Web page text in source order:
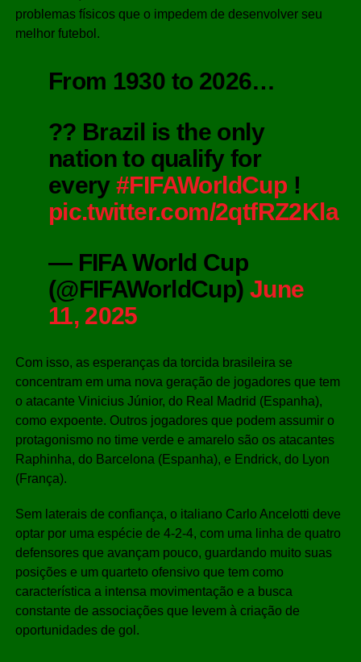
problemas físicos que o impedem de desenvolver seu
melhor futebol.
From 1930 to 2026…
?? Brazil is the only
nation to qualify for
every#FIFAWorldCup !
pic.twitter.com/2qtfRZ2Kla
— FIFA World Cup
(@FIFAWorldCup) June
11, 2025
Com isso, as esperanças da torcida brasileira se
concentram em uma nova geração de jogadores que tem
o atacante Vinicius Júnior, do Real Madrid (Espanha),
como expoente. Outros jogadores que podem assumir o
protagonismo no time verde e amarelo são os atacantes
Raphinha, do Barcelona (Espanha), e Endrick, do Lyon
(França).
Sem laterais de confiança, o italiano Carlo Ancelotti deve
optar por uma espécie de 4-2-4, com uma linha de quatro
defensores que avançam pouco, guardando muito suas
posições e um quarteto ofensivo que tem como
característica a intensa movimentação e a busca
constante de associações que levem à criação de
oportunidades de gol.